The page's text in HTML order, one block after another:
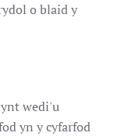
o blaid y
wedi'u
yn y cyfarfod